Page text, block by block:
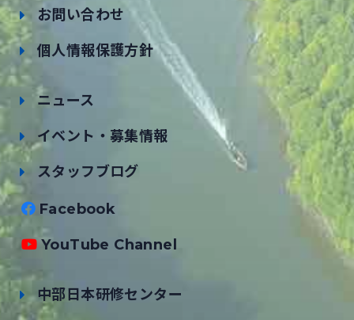
お問い合わせ
個人情報保護方針
ニュース
イベント・募集情報
スタッフブログ
Facebook
YouTube Channel
中部日本研修センター